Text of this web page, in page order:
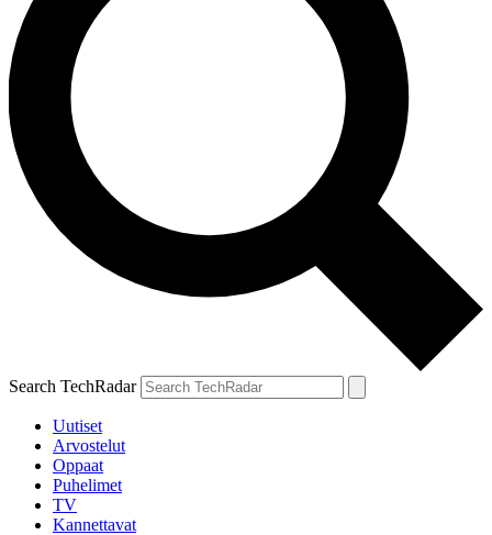
Search TechRadar
Uutiset
Arvostelut
Oppaat
Puhelimet
TV
Kannettavat